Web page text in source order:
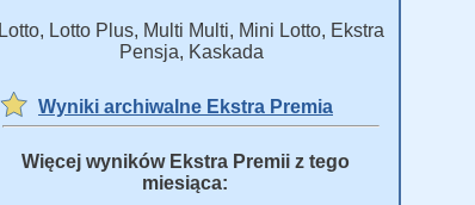
Lotto, Lotto Plus, Multi Multi, Mini Lotto, Ekstra
Pensja, Kaskada
Wyniki archiwalne Ekstra Premia
Więcej wyników Ekstra Premii z tego
miesiąca: